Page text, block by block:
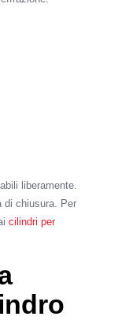
liberamente.
di chiusura. Per
cilindri per